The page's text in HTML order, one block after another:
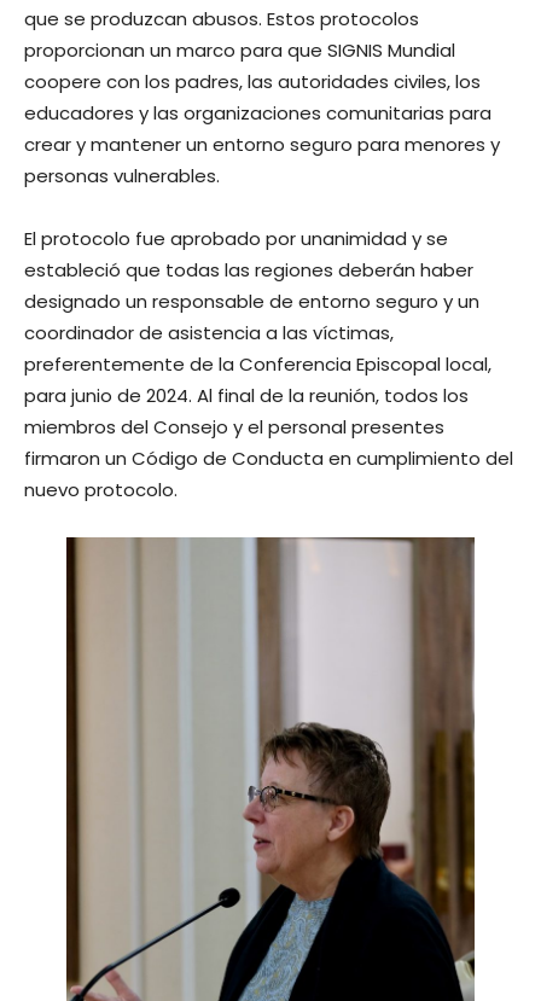
que se produzcan abusos. Estos protocolos
proporcionan un marco para que SIGNIS Mundial
coopere con los padres, las autoridades civiles, los
educadores y las organizaciones comunitarias para
crear y mantener un entorno seguro para menores y
personas vulnerables.
El protocolo fue aprobado por unanimidad y se
estableció que todas las regiones deberán haber
designado un responsable de entorno seguro y un
coordinador de asistencia a las víctimas,
preferentemente de la Conferencia Episcopal local,
para junio de 2024. Al final de la reunión, todos los
miembros del Consejo y el personal presentes
firmaron un Código de Conducta en cumplimiento del
nuevo protocolo.